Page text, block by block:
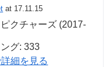
at 17.11.15
クチャーズ (2017-
グ: 333
細を見る